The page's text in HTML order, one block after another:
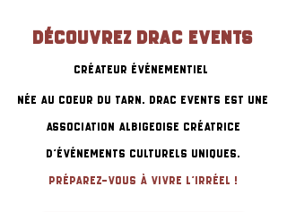
Découvrez DRAC EVENTS
Créateur événementiel
Née au coeur du Tarn, drac events est une
association albigeoise créatrice
d'événements culturels uniques.
Préparez-vous à vivre l'irréel !